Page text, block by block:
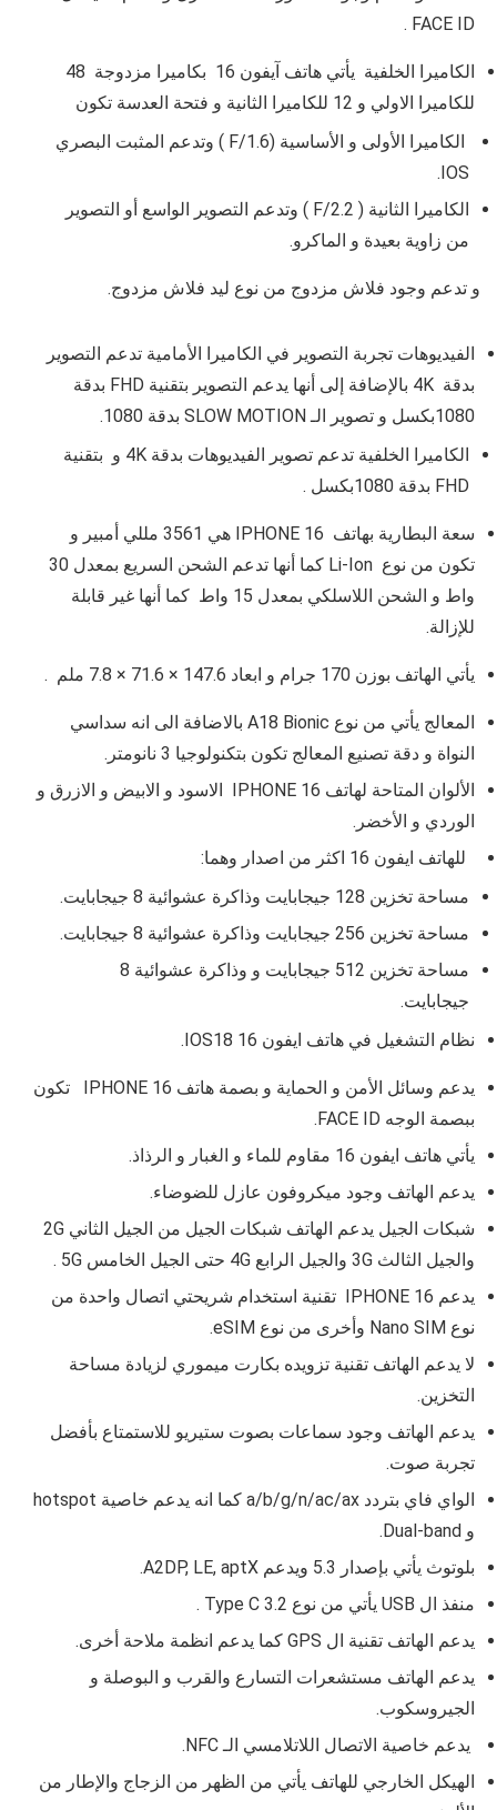
FACE ID
.
الكاميرا الخلفية يأتي هاتف آيفون 16 بكاميرا مزدوجة 48
للكاميرا الاولي و 12 للكاميرا الثانية و فتحة العدسة تكون
الكاميرا الأولى و الأساسية (
F/1.6 ) وتدعم المثبت البصري
IOS.
الكاميرا الثانية ( F/2.2 ) وتدعم التصوير الواسع أو التصوير
من زاوية بعيدة و الماكرو.
و تدعم وجود فلاش مزدوج من نوع ليد فلاش مزدوج.
الفيديوهات تجربة التصوير في الكاميرا الأمامية تدعم التصوير
بدقة
4K بالإضافة إلى أنها يدعم التصوير بتقنية FHD بدقة
1080بكسل و تصوير الـ SLOW MOTION بدقة 1080.
الكاميرا الخلفية تدعم تصوير الفيديوهات بدقة 4K و بتقنية
FHD بدقة 1080بكسل .
سعة البطارية بهاتف IPHONE 16 هي
3561 مللي أمبير و
تكون من نوع Li-Ion
كما أنها تدعم الشحن السريع بمعدل 30
واط و الشحن اللاسلكي بمعدل 15 واط كما أنها غير قابلة
للإزالة.
يأتي الهاتف بوزن 170 جرام و ابعاد 147.6 × 71.6 × 7.8 ملم .
المعالج يأتي من نوع A18 Bionic بالاضافة الى انه سداسي
النواة و دقة تصنيع المعالج تكون بتكنولوجيا 3 نانومتر.
الألوان المتاحة لهاتف IPHONE 16 الاسود و الابيض و الازرق و
الوردي و الأخضر.
للهاتف ايفون 16
اكثر من اصدار وهما:
مساحة تخزين 128 جيجابايت وذاكرة عشوائية 8 جيجابايت.
مساحة تخزين 256 جيجابايت وذاكرة عشوائية 8 جيجابايت.
مساحة تخزين 512 جيجابايت و وذاكرة عشوائية 8
جيجابايت.
نظام التشغيل في هاتف ايفون 16 IOS18.
يدعم وسائل الأمن و الحماية و بصمة هاتف IPHONE 16 تكون
ببصمة الوجه FACE ID.
يأتي هاتف ايفون 16 مقاوم للماء و الغبار و الرذاذ.
يدعم الهاتف وجود ميكروفون عازل للضوضاء.
شبكات الجيل يدعم الهاتف شبكات الجيل من الجيل الثاني 2G
والجيل الثالث 3G والجيل الرابع 4G حتى الجيل الخامس 5G .
يدعم IPHONE 16 تقنية استخدام شريحتي اتصال واحدة من
نوع Nano SIM وأخرى من نوع eSIM
.
لا يدعم الهاتف تقنية تزويده بكارت ميموري لزيادة مساحة
التخزين.
يدعم الهاتف وجود سماعات بصوت ستيريو للاستمتاع بأفضل
تجربة صوت.
الواي فاي بتردد a/b/g/n/ac/ax كما انه يدعم خاصية
hotspot
و Dual-band.
بلوتوث يأتي بإصدار 5.3 ويدعم
A2DP, LE, aptX.
منفذ ال USB يأتي من نوع
يدعم الهاتف تقنية ال GPS كما يدعم انظمة ملاحة أخرى.
يدعم الهاتف مستشعرات التسارع والقرب و البوصلة و
الجيروسكوب.
يدعم خاصية الاتصال اللاتلامسي الـ NFC.
الهيكل الخارجي للهاتف يأتي من الظهر من الزجاج والإطار من